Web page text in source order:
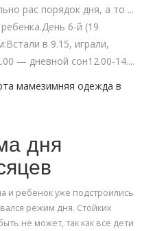
рас порядок дня, а то ...
6-й (19
в 9.15, играли,
— дневной сон12.00-14....
мамезимняя одежда в
дня
и ребенок уже подстроились
режим дня. Стойких
не может, так как все дети